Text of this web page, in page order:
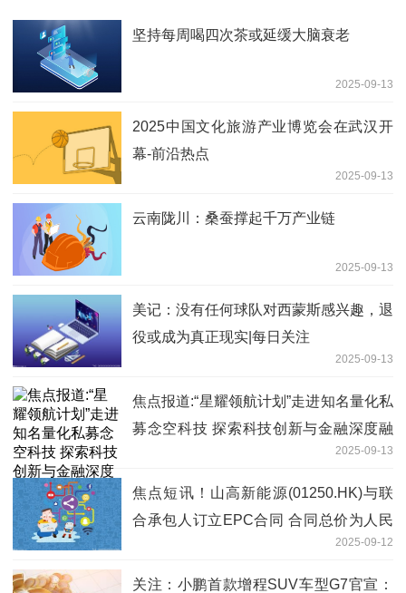
坚持每周喝四次茶或延缓大脑衰老
2025-09-13
2025中国文化旅游产业博览会在武汉开
幕-前沿热点
2025-09-13
云南陇川：桑蚕撑起千万产业链
2025-09-13
美记：没有任何球队对西蒙斯感兴趣，退
役或成为真正现实|每日关注
2025-09-13
焦点报道:“星耀领航计划”走进知名量化私
募念空科技 探索科技创新与金融深度融
2025-09-13
焦点短讯！山高新能源(01250.HK)与联
合承包人订立EPC合同 合同总价为人民
2025-09-12
关注：小鹏首款增程SUV车型G7官宣：